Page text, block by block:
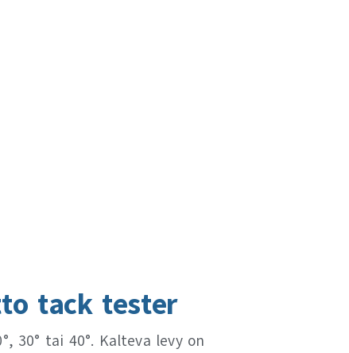
tack tester
30° tai 40°. Kalteva levy on